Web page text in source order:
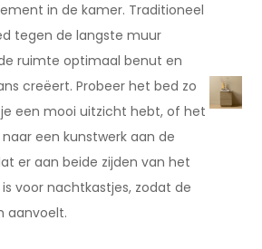
in de kamer. Traditioneel
tegen de langste muur
ruimte optimaal benut en
creëert. Probeer het bed zo
een mooi uitzicht hebt, of het
een kunstwerk aan de
er aan beide zijden van het
voor nachtkastjes, zodat de
aanvoelt.